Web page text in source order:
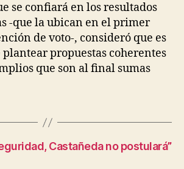
se confiará en los resultados
-que la ubican en el primer
de voto-, consideró que es
propuestas coherentes
que son al final sumas
Castañeda no postulará”